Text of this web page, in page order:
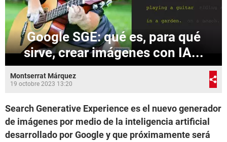
Google SGE: qué es, para qué
sirve, crear imágenes con IA...
Montserrat Márquez
19 octobre 2023 13:20
Search Generative Experience es el nuevo generador
de imágenes por medio de la inteligencia artificial
desarrollado por Google y que próximamente será